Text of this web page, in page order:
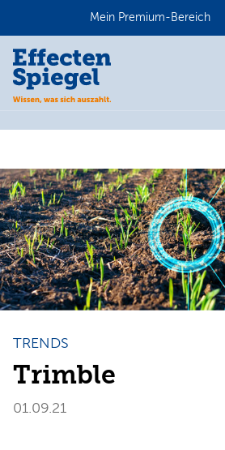
Mein Premium-Bereich
TRENDS
Trimble
01.09.21
Anmelden